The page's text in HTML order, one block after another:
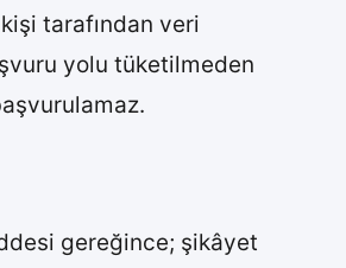
tarafından veri
yolu tüketilmeden
gereğince; şikâyet